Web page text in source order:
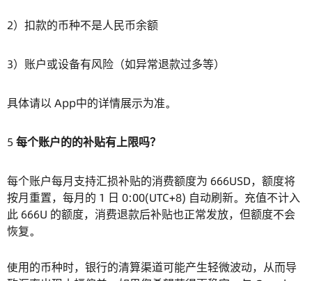
2）扣款的币种不是人民币余额
3）账户或设备有风险（如异常退款过多等）
具体请以 App中的详情展示为准。
5 每个账户的的补贴有上限吗？
每个账户每月支持汇损补贴的消费额度为 666USD，额度将
按月重置，每月的 1 日 0:00(UTC+8) 自动刷新。充值不计入
此 666U 的额度，消费退款后补贴也正常发放，但额度不会
恢复。
使用的币种时，银行的清算渠道可能产生轻微波动，从而导